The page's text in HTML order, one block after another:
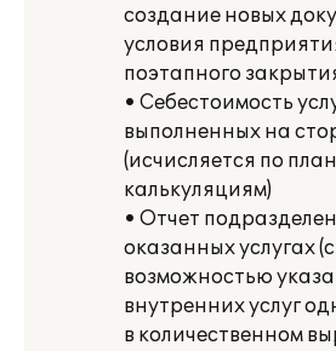
создание новых
условия
поэтапного
• Себестоимость
выполненных на
(исчисляется по
калькуляциям)
• Отчет
оказанных услугах (с
возможностью
внутренних услуг
в количественном